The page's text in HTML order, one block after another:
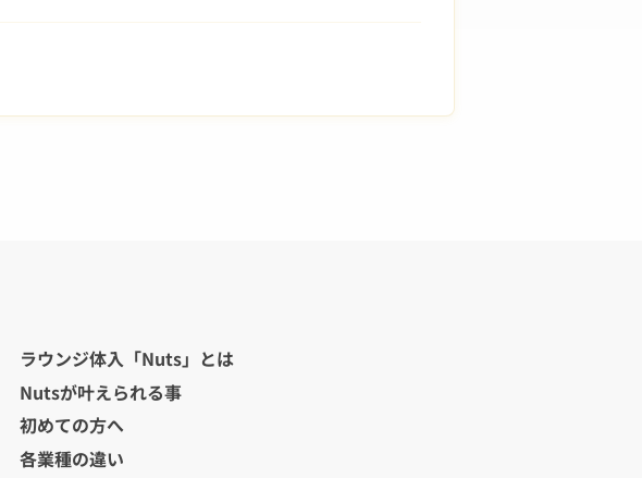
ラウンジ体入「Nuts」とは
Nutsが叶えられる事
初めての方へ
各業種の違い